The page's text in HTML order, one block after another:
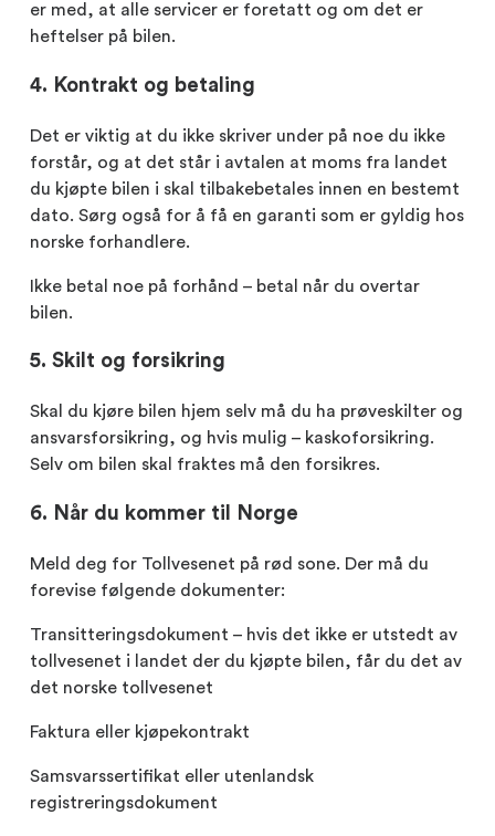
er med, at alle servicer er foretatt og om det er
heftelser på bilen.
4. Kontrakt og betaling
Det er viktig at du ikke skriver under på noe du ikke
forstår, og at det står i avtalen at moms fra landet
du kjøpte bilen i skal tilbakebetales innen en bestemt
dato. Sørg også for å få en garanti som er gyldig hos
norske forhandlere.
Ikke betal noe på forhånd – betal når du overtar
bilen.
5. Skilt og forsikring
Skal du kjøre bilen hjem selv må du ha prøveskilter og
ansvarsforsikring, og hvis mulig – kaskoforsikring.
Selv om bilen skal fraktes må den forsikres.
6. Når du kommer til Norge
Meld deg for Tollvesenet på rød sone. Der må du
forevise følgende dokumenter:
Transitteringsdokument – hvis det ikke er utstedt av
tollvesenet i landet der du kjøpte bilen, får du det av
det norske tollvesenet
Faktura eller kjøpekontrakt
Samsvarssertifikat eller utenlandsk
registreringsdokument